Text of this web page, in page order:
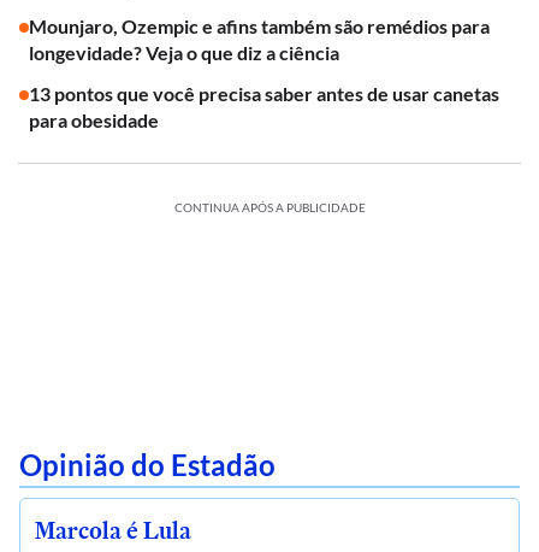
Mounjaro, Ozempic e afins também são remédios para
longevidade? Veja o que diz a ciência
13 pontos que você precisa saber antes de usar canetas
para obesidade
CONTINUA APÓS A PUBLICIDADE
Opinião do Estadão
Marcola é Lula